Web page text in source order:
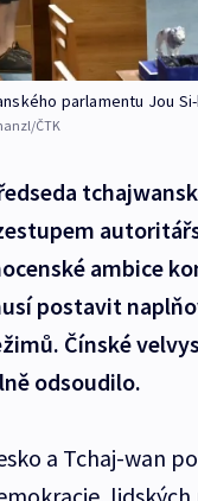
parlamentu Jou Si-
ČTK
ambice
postavit
Čínské
odsoudilo.
a Tchaj-wan